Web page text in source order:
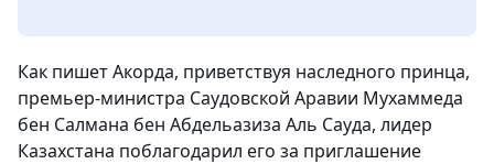
Как пишет Акорда, приветствуя наследного принца,
премьер-министра Саудовской Аравии Мухаммеда
бен Салмана бен Абдельазиза Аль Сауда, лидер
Казахстана поблагодарил его за приглашение